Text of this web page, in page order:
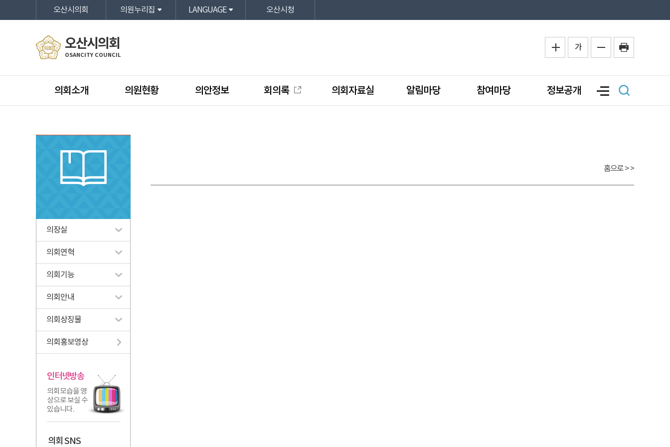
오산시의회 의원누리집 LANGUAGE 오산시청
오산시의회
OSANCITY COUNCIL
가
의회소개 의원현황 의안정보 회의록 의회자료실 알림마당 참여마당 정보공개
의장실
의회연혁
의회기능
의회안내
의회상징물
의회홍보영상
인터넷방송
의회모습을 영
상으로 보실 수
있습니다.
의회 SNS
홈으로> >